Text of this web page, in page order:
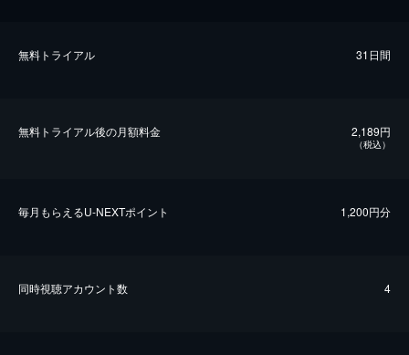
無料トライアル 31日間
無料トライアル後の⽉額料金 2,189円
（税込）
毎⽉もらえるU-NEXTポイント 1,200円分
同時視聴アカウント数 4